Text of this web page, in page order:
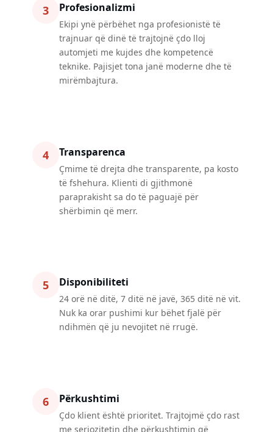
3 Profesionalizmi
Ekipi ynë përbëhet nga profesionistë të
trajnuar që dinë të trajtojnë çdo lloj
automjeti me kujdes dhe kompetencë
teknike. Pajisjet tona janë moderne dhe të
mirëmbajtura.
4 Transparenca
Çmime të drejta dhe transparente, pa kosto
të fshehura. Klienti di gjithmonë
paraprakisht sa do të paguajë për
shërbimin që merr.
5 Disponibiliteti
24 orë në ditë, 7 ditë në javë, 365 ditë në vit.
Nuk ka orar pushimi kur bëhet fjalë për
ndihmën që ju nevojitet në rrugë.
6 Përkushtimi
Çdo klient është prioritet. Trajtojmë çdo rast
me seriozitetin dhe përkushtimin që